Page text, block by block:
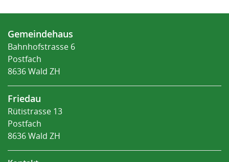
Fusszeile
Gemeindehaus
Bahnhofstrasse 6
Postfach
8636 Wald ZH
Friedau
Rütistrasse 13
Postfach
8636 Wald ZH